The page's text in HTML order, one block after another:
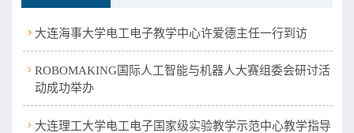
大连海事大学电工电子教学中心许爱德主任一行到访
ROBOMAKING国际人工智能与机器人大赛组委会研讨活
动成功举办
大连理工大学电工电子国家级实验教学示范中心教学指导